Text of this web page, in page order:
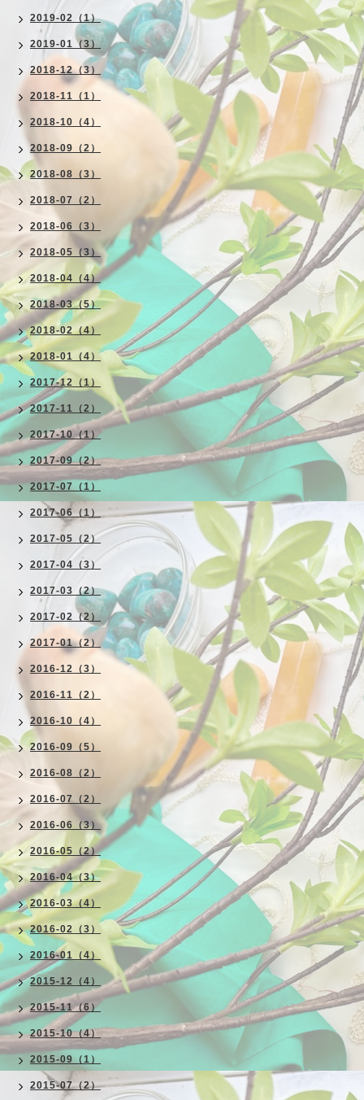
2019-02（1）
2019-01（3）
2018-12（3）
2018-11（1）
2018-10（4）
2018-09（2）
2018-08（3）
2018-07（2）
2018-06（3）
2018-05（3）
2018-04（4）
2018-03（5）
2018-02（4）
2018-01（4）
2017-12（1）
2017-11（2）
2017-10（1）
2017-09（2）
2017-07（1）
2017-06（1）
2017-05（2）
2017-04（3）
2017-03（2）
2017-02（2）
2017-01（2）
2016-12（3）
2016-11（2）
2016-10（4）
2016-09（5）
2016-08（2）
2016-07（2）
2016-06（3）
2016-05（2）
2016-04（3）
2016-03（4）
2016-02（3）
2016-01（4）
2015-12（4）
2015-11（6）
2015-10（4）
2015-09（1）
2015-07（2）